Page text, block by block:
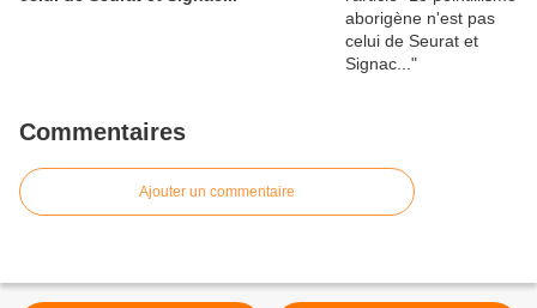
Commentaires
Ajouter un commentaire